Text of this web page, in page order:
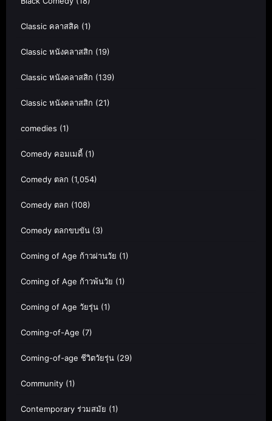
Classic คลาสสิค (1)
Classic หนังคลาสสิก (19)
Classic หนังคลาสสิก (139)
Classic หนังคลาสสิก (21)
comedies (1)
Comedy คอมเมดี้ (1)
Comedy ตลก (1,054)
Comedy ตลก (108)
Comedy ตลกขบขัน (3)
Coming of Age ก้าวผ่านวัย (1)
Coming of Age ก้าวพ้นวัย (1)
Coming of Age วัยรุ่น (1)
Coming-of-Age (7)
Coming-of-age ชีวิตวัยรุ่น (29)
Community (1)
Contemporary ร่วมสมัย (1)